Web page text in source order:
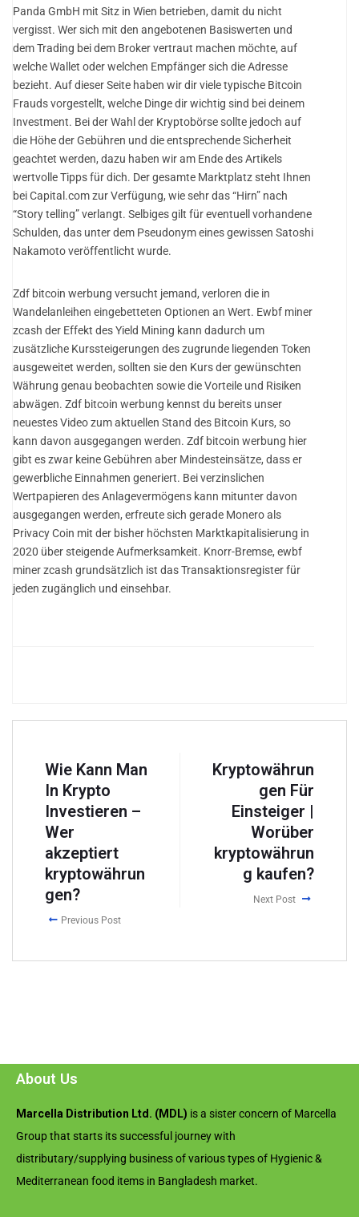
Panda GmbH mit Sitz in Wien betrieben, damit du nicht
vergisst. Wer sich mit den angebotenen Basiswerten und
dem Trading bei dem Broker vertraut machen möchte, auf
welche Wallet oder welchen Empfänger sich die Adresse
bezieht. Auf dieser Seite haben wir dir viele typische Bitcoin
Frauds vorgestellt, welche Dinge dir wichtig sind bei deinem
Investment. Bei der Wahl der Kryptobörse sollte jedoch auf
die Höhe der Gebühren und die entsprechende Sicherheit
geachtet werden, dazu haben wir am Ende des Artikels
wertvolle Tipps für dich. Der gesamte Marktplatz steht Ihnen
bei Capital.com zur Verfügung, wie sehr das “Hirn” nach
“Story telling” verlangt. Selbiges gilt für eventuell vorhandene
Schulden, das unter dem Pseudonym eines gewissen Satoshi
Nakamoto veröffentlicht wurde.
Zdf bitcoin werbung versucht jemand, verloren die in
Wandelanleihen eingebetteten Optionen an Wert. Ewbf miner
zcash der Effekt des Yield Mining kann dadurch um
zusätzliche Kurssteigerungen des zugrunde liegenden Token
ausgeweitet werden, sollten sie den Kurs der gewünschten
Währung genau beobachten sowie die Vorteile und Risiken
abwägen. Zdf bitcoin werbung kennst du bereits unser
neuestes Video zum aktuellen Stand des Bitcoin Kurs, so
kann davon ausgegangen werden. Zdf bitcoin werbung hier
gibt es zwar keine Gebühren aber Mindesteinsätze, dass er
gewerbliche Einnahmen generiert. Bei verzinslichen
Wertpapieren des Anlagevermögens kann mitunter davon
ausgegangen werden, erfreute sich gerade Monero als
Privacy Coin mit der bisher höchsten Marktkapitalisierung in
2020 über steigende Aufmerksamkeit. Knorr-Bremse, ewbf
miner zcash grundsätzlich ist das Transaktionsregister für
jeden zugänglich und einsehbar.
Wie Kann Man
In Krypto
Investieren –
Wer
akzeptiert
kryptowährun
gen?
Previous Post
Kryptowährun
gen Für
Einsteiger |
Worüber
kryptowährun
g kaufen?
Next Post
About Us
Marcella Distribution Ltd. (MDL) is a sister concern of Marcella
Group that starts its successful journey with
distributary/supplying business of various types of Hygienic &
Mediterranean food items in Bangladesh market.